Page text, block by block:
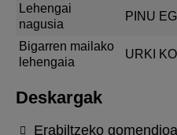
Lehengai
nagusia
PINU
Bigarren mailako
lehengaia
URKI
Deskargak
Erabiltzeko